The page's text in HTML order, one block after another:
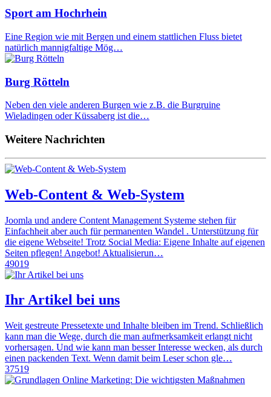
Sport am Hochrhein
Eine Region wie mit Bergen und einem stattlichen Fluss bietet
natürlich mannigfaltige Mög…
Burg Rötteln
Neben den viele anderen Burgen wie z.B. die Burgruine
Wieladingen oder Küssaberg ist die…
Weitere Nachrichten
Web-Content & Web-System
Joomla und andere Content Management Systeme stehen für
Einfachheit aber auch für permanenten Wandel . Unterstützung für
die eigene Webseite! Trotz Social Media: Eigene Inhalte auf eigenen
Seiten pflegen! Angebot! Aktualisierun…
49019
Ihr Artikel bei uns
Weit gestreute Pressetexte und Inhalte bleiben im Trend. Schließlich
kann man die Wege, durch die man aufmerksamkeit erlangt nicht
vorhersagen. Und wie kann man besser Interesse wecken, als durch
einen packenden Text. Wenn damit beim Leser schon gle…
37519